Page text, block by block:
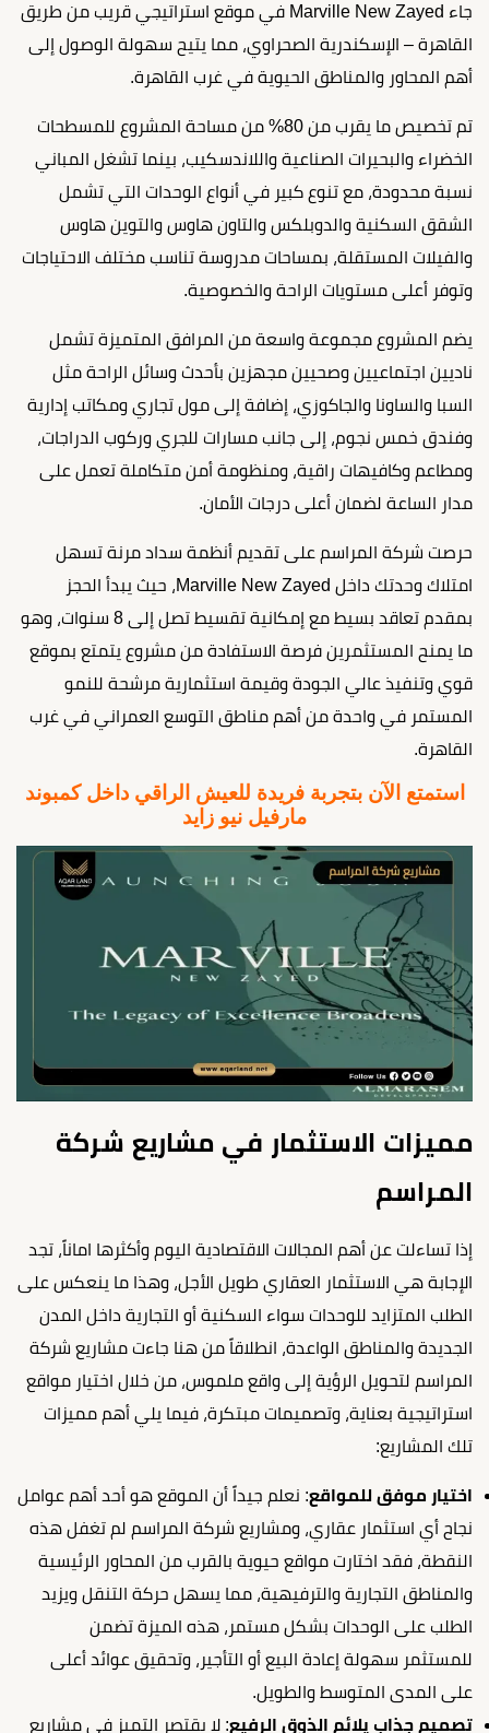
جاء Marville New Zayed في موقع استراتيجي قريب من طريق
القاهرة – الإسكندرية الصحراوي، مما يتيح سهولة الوصول إلى
أهم المحاور والمناطق الحيوية في غرب القاهرة.
تم تخصيص ما يقرب من 80% من مساحة المشروع للمسطحات
الخضراء والبحيرات الصناعية واللاندسكيب، بينما تشغل المباني
نسبة محدودة، مع تنوع كبير في أنواع الوحدات التي تشمل
الشقق السكنية والدوبلكس والتاون هاوس والتوين هاوس
والفيلات المستقلة، بمساحات مدروسة تناسب مختلف الاحتياجات
وتوفر أعلى مستويات الراحة والخصوصية.
يضم المشروع مجموعة واسعة من المرافق المتميزة تشمل
ناديين اجتماعيين وصحيين مجهزين بأحدث وسائل الراحة مثل
السبا والساونا والجاكوزي، إضافة إلى مول تجاري ومكاتب إدارية
وفندق خمس نجوم، إلى جانب مسارات للجري وركوب الدراجات،
ومطاعم وكافيهات راقية، ومنظومة أمن متكاملة تعمل على
مدار الساعة لضمان أعلى درجات الأمان.
حرصت شركة المراسم على تقديم أنظمة سداد مرنة تسهل
امتلاك وحدتك داخل Marville New Zayed، حيث يبدأ الحجز
بمقدم تعاقد بسيط مع إمكانية تقسيط تصل إلى 8 سنوات، وهو
ما يمنح المستثمرين فرصة الاستفادة من مشروع يتمتع بموقع
قوي وتنفيذ عالي الجودة وقيمة استثمارية مرشحة للنمو
المستمر في واحدة من أهم مناطق التوسع العمراني في غرب
القاهرة.
استمتع الآن بتجربة فريدة للعيش الراقي داخل كمبوند
مارفيل نيو زايد
مميزات الاستثمار في مشاريع شركة
المراسم
إذا تساءلت عن أهم المجالات الاقتصادية اليوم وأكثرها اماناً، تجد
الإجابة هي الاستثمار العقاري طويل الأجل، وهذا ما ينعكس على
الطلب المتزايد للوحدات سواء السكنية أو التجارية داخل المدن
الجديدة والمناطق الواعدة، انطلاقاً من هنا جاءت مشاريع شركة
المراسم لتحويل الرؤية إلى واقع ملموس، من خلال اختيار مواقع
استراتيجية بعناية، وتصميمات مبتكرة، فيما يلي أهم مميزات
تلك المشاريع:
اختيار موفق للمواقع: نعلم جيداً أن الموقع هو أحد أهم عوامل
نجاح أي استثمار عقاري، ومشاريع شركة المراسم لم تغفل هذه
النقطة، فقد اختارت مواقع حيوية بالقرب من المحاور الرئيسية
والمناطق التجارية والترفيهية، مما يسهل حركة التنقل ويزيد
الطلب على الوحدات بشكل مستمر، هذه الميزة تضمن
للمستثمر سهولة إعادة البيع أو التأجير، وتحقيق عوائد أعلى
على المدى المتوسط والطويل.
تصميم جذاب يلائم الذوق الرفيع: لا يقتصر التميز في مشاريع